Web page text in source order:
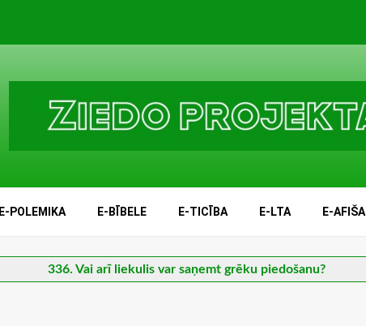
E-POLEMIKA E-BĪBELE E-TICĪBA E-LTA E-AFIŠA
336. Vai arī liekulis var saņemt grēku piedošanu?